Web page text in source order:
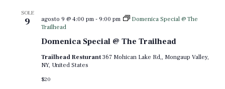
SOLE
9
Domenica Special @ The Trailhead
agosto 9 @ 4:00 pm- 9:00 pm
Domenica Special @ The
Trailhead
Trailhead Resturant367 Mohican Lake Rd,, Mongaup Valley,
NY, United States
$20